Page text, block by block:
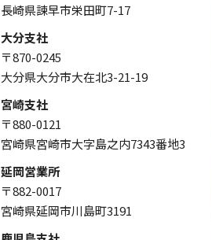
長崎県諫早市栄田町7-17
大分支社
〒870-0245
大分県大分市大在北3-21-19
宮崎支社
〒880-0121
宮崎県宮崎市大字島之内7343番地3
延岡営業所
〒882-0017
宮崎県延岡市川島町3191